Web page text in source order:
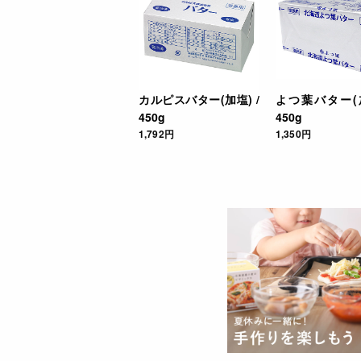
カルピスバター(加塩) /
450g
1,792円
よつ葉バター
450g
1,350円